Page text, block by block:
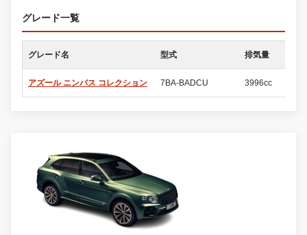
グレード一覧
グレード名 型式 排気量
アズール ニンバス コレクション 7BA-BADCU 3996cc